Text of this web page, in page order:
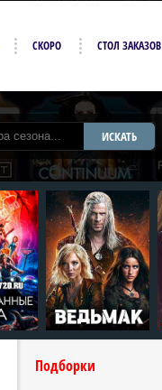
СКОРО СТОЛ ЗАКАЗОВ
ИСКАТЬ
Подборки